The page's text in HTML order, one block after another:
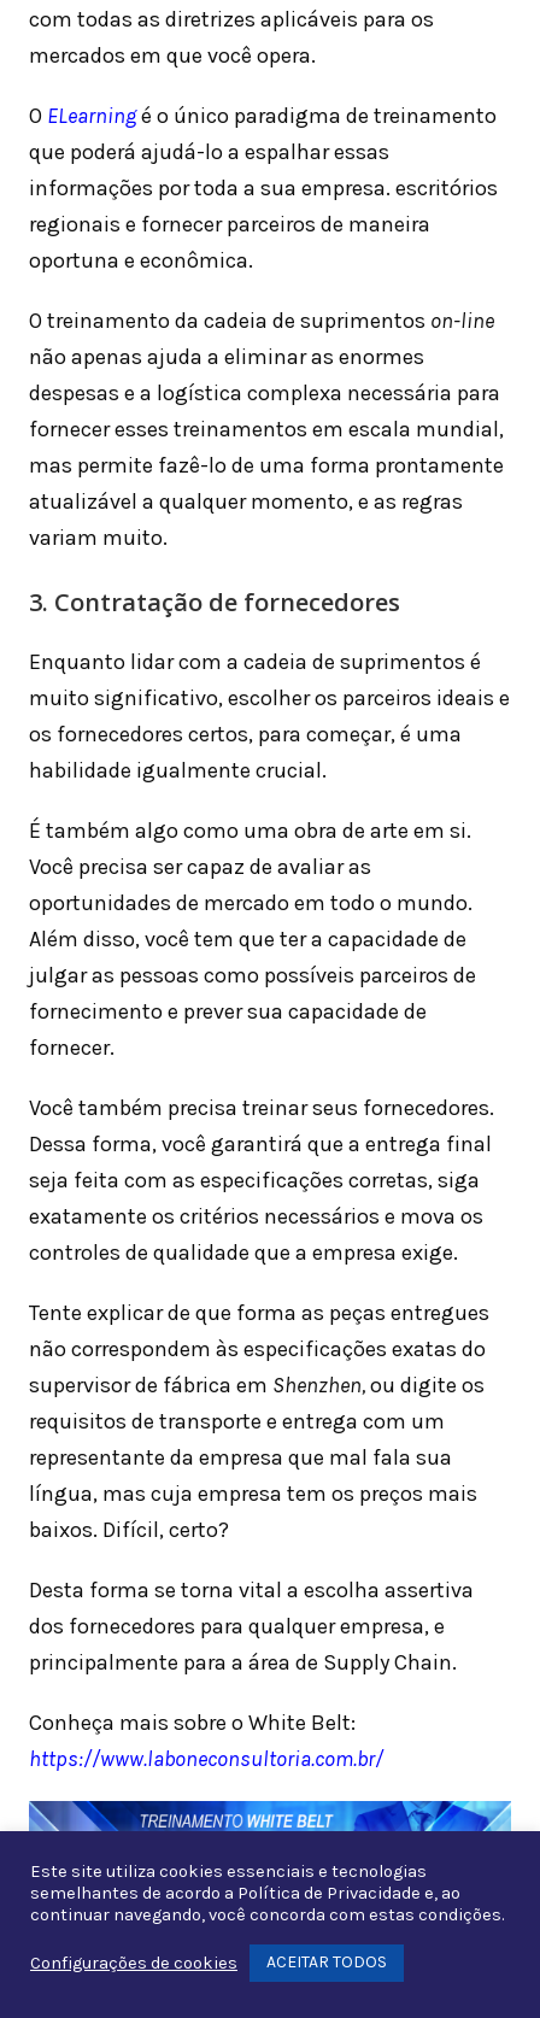
com todas as diretrizes aplicáveis ​​para os
mercados em que você opera.
O ELearningé o único paradigma de treinamento
que poderá ajudá-lo a espalhar essas
informações por toda a sua empresa. escritórios
regionais e fornecer parceiros de maneira
oportuna e econômica.
O treinamento da cadeia de suprimentos on-line
não apenas ajuda a eliminar as enormes
despesas e a logística complexa necessária para
fornecer esses treinamentos em escala mundial,
mas permite fazê-lo de uma forma prontamente
atualizável a qualquer momento, e as regras
variam muito.
3. Contratação de fornecedores
Enquanto lidar com a cadeia de suprimentos é
muito significativo, escolher os parceiros ideais e
os fornecedores certos, para começar, é uma
habilidade igualmente crucial.
É também algo como uma obra de arte em si.
Você precisa ser capaz de avaliar as
oportunidades de mercado em todo o mundo.
Além disso, você tem que ter a capacidade de
julgar as pessoas como possíveis parceiros de
fornecimento e prever sua capacidade de
fornecer.
Você também precisa treinar seus fornecedores.
Dessa forma, você garantirá que a entrega final
seja feita com as especificações corretas, siga
exatamente os critérios necessários e mova os
controles de qualidade que a empresa exige.
Tente explicar de que forma as peças entregues
não correspondem às especificações exatas do
supervisor de fábrica em Shenzhen,ou digite os
requisitos de transporte e entrega com um
representante da empresa que mal fala sua
língua, mas cuja empresa tem os preços mais
baixos. Difícil, certo?
Desta forma se torna vital a escolha assertiva
dos fornecedores para qualquer empresa, e
principalmente para a área de Supply Chain.
Conheça mais sobre o White Belt:
https://www.laboneconsultoria.com.br/
Este site utiliza cookies essenciais e tecnologias
semelhantes de acordo a Política de Privacidade e, ao
continuar navegando, você concorda com estas condições.
Configurações de cookies ACEITAR TODOS